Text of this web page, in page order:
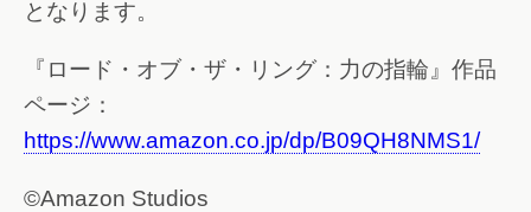
となります。
『ロード・オブ・ザ・リング：力の指輪』作品
ページ：
https://www.amazon.co.jp/dp/B09QH8NMS1/
©Amazon Studios